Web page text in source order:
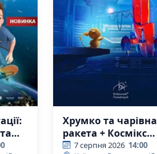
Хрумко та чарівна
ракета + Космікс
(Київський
7 серпня 2026 14:00